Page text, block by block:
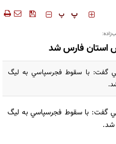
‍‍‍ پ پ
استان فارس شد
گفت: با سقوط فجرسپاسي به ليگ
گفت: با سقوط فجرسپاسي به ليگ
شد.